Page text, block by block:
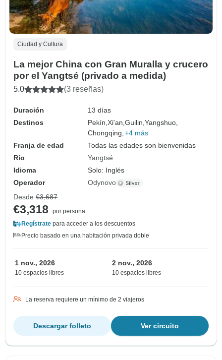
Ciudad y Cultura
La mejor China con Gran Muralla y crucero
por el Yangtsé (privado a medida)
5.0 (3 reseñas)
Duración
13 días
Destinos
Pekín,Xi'an,Guilin,Yangshuo,
Chongqing, +4 más
Franja de edad
Todas las edades son bienvenidas
Río
Yangtsé
Idioma
Solo: Inglés
Operador
Odynovo
Desde €3,687
€3,318
por persona
Regístrate para acceder a los descuentos
Precio basado en una habitación privada doble
1 nov., 2026
10 espacios libres
2 nov., 2026
10 espacios libres
La reserva requiere un mínimo de 2 viajeros
Ver circuito
Descargar folleto